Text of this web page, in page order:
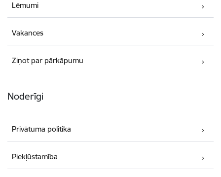
Lēmumi
Vakances
Ziņot par pārkāpumu
Noderīgi
Privātuma politika
Piekļūstamība